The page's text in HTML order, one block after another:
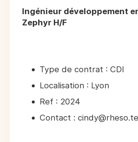
Ingénieur développement
Zephyr H/F
Type de contrat : CDI
Localisation : Lyon
Ref : 2024
Contact :